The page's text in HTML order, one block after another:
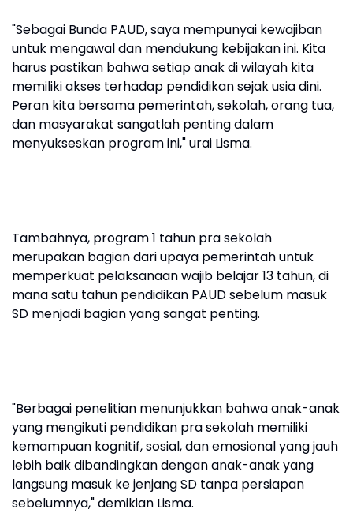
"Sebagai Bunda PAUD, saya mempunyai kewajiban
untuk mengawal dan mendukung kebijakan ini. Kita
harus pastikan bahwa setiap anak di wilayah kita
memiliki akses terhadap pendidikan sejak usia dini.
Peran kita bersama pemerintah, sekolah, orang tua,
dan masyarakat sangatlah penting dalam
menyukseskan program ini," urai Lisma.
Tambahnya, program 1 tahun pra sekolah
merupakan bagian dari upaya pemerintah untuk
memperkuat pelaksanaan wajib belajar 13 tahun, di
mana satu tahun pendidikan PAUD sebelum masuk
SD menjadi bagian yang sangat penting.
"Berbagai penelitian menunjukkan bahwa anak-anak
yang mengikuti pendidikan pra sekolah memiliki
kemampuan kognitif, sosial, dan emosional yang jauh
lebih baik dibandingkan dengan anak-anak yang
langsung masuk ke jenjang SD tanpa persiapan
sebelumnya," demikian Lisma.